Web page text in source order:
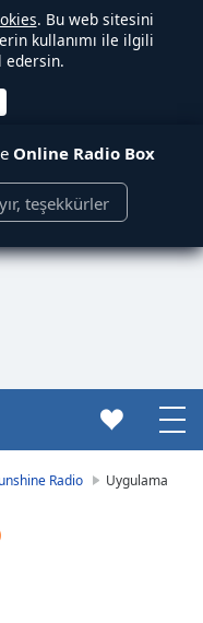
. Bu web sitesini
kullanımı ile ilgili
edersin.
Online Radio Box
teşekkürler
Radio Uygulama